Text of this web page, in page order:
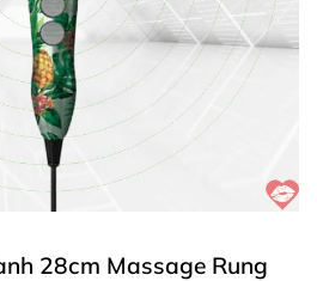
28cm Massage Rung